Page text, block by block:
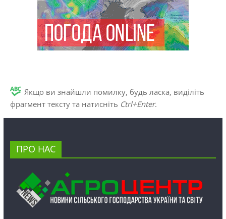
Якщо ви знайшли помилку, будь ласка, виділіть
фрагмент тексту та натисніть Ctrl+Enter.
ПРО НАС